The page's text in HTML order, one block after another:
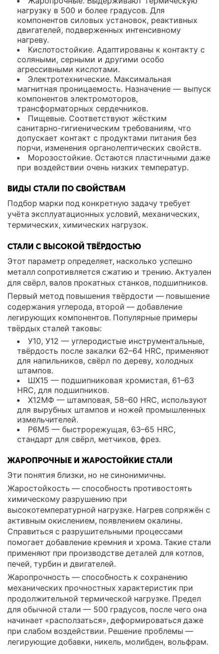
нагрузку в 500 и более градусов. Для
компонентов силовых установок, реактивных
двигателей, подверженных интенсивному
нагреву.
Кислотостойкие. Адаптированы к контакту с
соляными, серными и другими особо
агрессивными кислотами.
Электротехнические. Максимальная
магнитная проницаемость. Назначение — выпуск
компонентов электромоторов,
трансформаторных сердечников.
Пищевые. Соответствуют жёстким
санитарно-гигиеническим требованиям, что
допускает контакт с продуктами питания без
порчи, изменения органолептических свойств.
Морозостойкие. Остаются пластичными даже
при воздействии очень низких температур.
ВИДЫ СТАЛИ ПО СВОЙСТВАМ
Подбор марки под конкретную задачу требует
учёта эксплуатационных условий, механических,
термических, химических нагрузок.
СТАЛИ С ВЫСОКОЙ ТВЁРДОСТЬЮ
Этот параметр определяет, насколько успешно
металл сопротивляется сжатию и трению. Актуален
для свёрл, валов прокатных станков, подшипников.
Первый метод повышения твёрдости — повышение
содержания углерода, второй — добавление
легирующих компонентов. Популярные примеры
твёрдых сталей таковы:
У10, У12 — углеродистые инструментальные,
твёрдость после закалки 62–64 HRC, применяют
для напильников, свёрл по дереву, холодных
штампов.
ШХ15 — подшипниковая хромистая, 61–63
HRC, для подшипников.
Х12МФ — штамповая, 58–60 HRC, используют
для вырубных штампов и ножей промышленных
измельчителей.
Р6М5 — быстрорежущая, 63–65 HRC,
стандарт для свёрл, метчиков, фрез.
ЖАРОПРОЧНЫЕ И ЖАРОСТОЙКИЕ СТАЛИ
Эти понятия близки, но не синонимичны.
Жаростойкость — способность противостоять
химическому разрушению при
высокотемпературной нагрузке. Нагрев сопряжён с
активным окислением, появлением окалины.
Справиться с разрушительными процессами
помогает добавление кремния и хрома. Такие стали
применяют при производстве деталей для котлов,
печей, турбин и двигателей.
Жаропрочность — способность к сохранению
механических прочностных характеристик при
продолжительной термической нагрузке. Предел
для обычной стали — 500 градусов, после чего она
начинает «расползаться», деформироваться даже
при слабом воздействии. Решение проблемы —
легирующие добавки, никель, молибден, вольфрам.